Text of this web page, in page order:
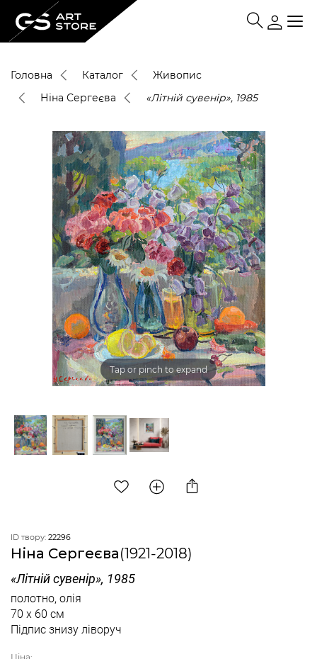
Головна Каталог
Живопис
Ніна Сергеєва
«Літній сувенір», 1985
Tap or pinch to expand
ID твору: 22296
Ніна Сергеєва(1921-2018)
«Літній сувенір», 1985
полотно, олія
70 x 60 см
Підпис знизу ліворуч